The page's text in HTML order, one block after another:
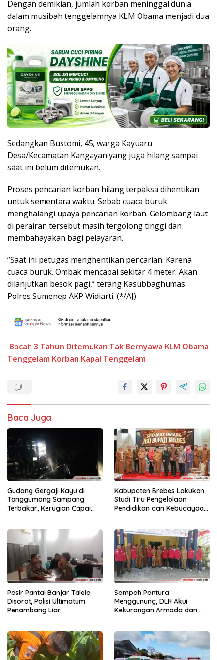
Dengan demikian, jumlah korban meninggal dunia
dalam musibah tenggelamnya KLM Obama menjadi dua
orang.
Sedangkan Bustomi, 45, warga Kayuaru
Desa/Kecamatan Kangayan yang juga hilang sampai
saat ini belum ditemukan.
Proses pencarian korban hilang terpaksa dihentikan
untuk sementara waktu. Sebab cuaca buruk
menghalangi upaya pencarian korban. Gelombang laut
di perairan tersebut masih tergolong tinggi dan
membahayakan bagi pelayaran.
”Saat ini petugas menghentikan pencarian. Karena
cuaca buruk. Ombak mencapai sekitar 4 meter. Akan
dilanjutkan besok pagi,” terang Kasubbaghumas
Polres Sumenep AKP Widiarti. (*/AJ)
Bocah 3 Tahun Ditemukan Tak Bernyawa KLM Obama
Tenggelam Korban Kapal Tenggelam
Baca Juga
Gudang Gergaji Kayu di
Tanggumong Sampang
Terbakar, Kerugian Capai
Kabupaten Brebes Lakukan
Studi Tiru Pengelolaan
Pendidikan dan Kebudayaan
Pasir Pantai Banjar Talela
Disorot, Polisi Ultimatum
Penambang Liar
Sampah Pantura
Menggunung, DLH Akui
Kekurangan Armada dan